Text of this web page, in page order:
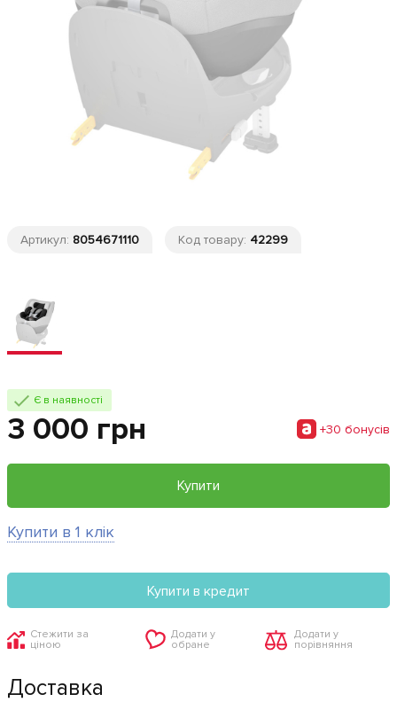
Артикул: 8054671110 Код товару: 42299
Є в наявності
3 000 грн +30 бонусiв
Купити
Купити в 1 клік
Купити в кредит
Стежити за
ціною
Додати у
обране
Додати у
порівняння
Доставка